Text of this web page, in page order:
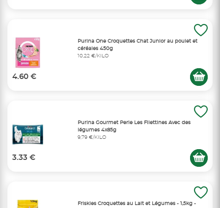
Purina One Croquettes Chat Junior au poulet et
céréales 450g
10,22 €/KILO
4.60 €
Purina Gourmet Perle Les Filettines Avec des
légumes 4x85g
9,79 €/KILO
3.33 €
Friskies Croquettes au Lait et Légumes - 1,5kg -